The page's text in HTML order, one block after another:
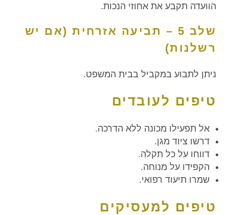
הוועדה תקבע את אחוזי הנכות.
שלב 5 – תביעה אזרחית (אם יש
רשלנות)
ניתן לתבוע במקביל בבית המשפט.
טיפים לעובדים
אל תפעילו מכונה ללא הדרכה.
דרשו ציוד מגן.
דווחו על כל תקלה.
הקפידו על מנוחה.
שמרו תיעוד רפואי.
טיפים למעסיקים